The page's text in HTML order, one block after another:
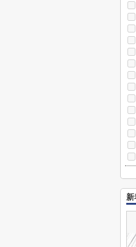
新